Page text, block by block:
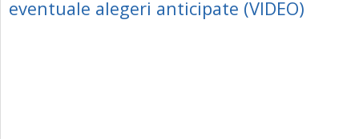
eventuale alegeri anticipate (VIDEO)